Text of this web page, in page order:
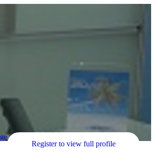
Register to view full profile